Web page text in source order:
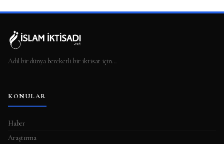
Adil bir dünya bereketli bir iktisat için…
KONULAR
Haber
Araştırma